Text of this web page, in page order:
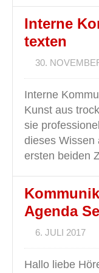
Interne
texten
30.
Interne
Kunst aus
sie
dieses Wissen
ersten beiden
Agenda
6. JULI 2017
Hallo liebe